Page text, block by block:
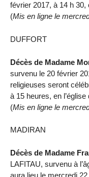
février 2017, à 14 h 30,
(Mis en ligne le
DUFFORT
Décès de Madame
survenu le 20 février
religieuses seront
à 15 heures, en l’église
(Mis en ligne le
MADIRAN
Décès de Madame
LAFITAU, survenu à